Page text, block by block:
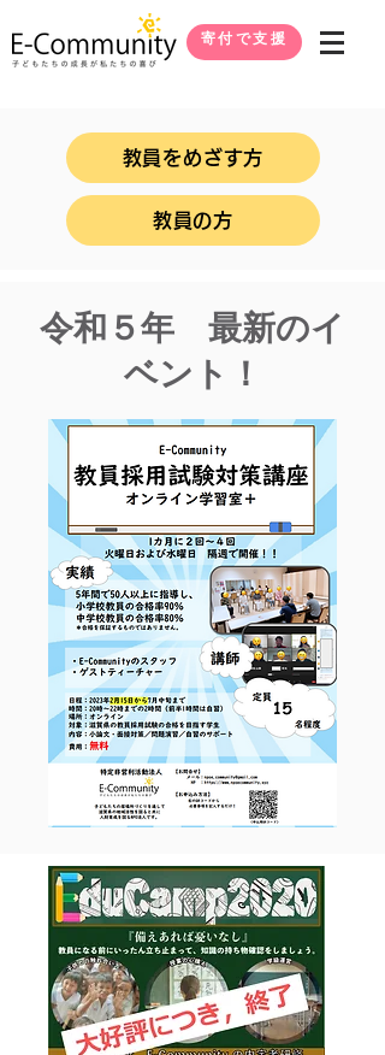
寄付で支援
教員をめざす方
教員の方
​令和５年 最新のイ
ベント！